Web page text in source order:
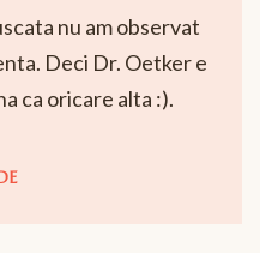
nu am observat
Deci Dr. Oetker e
ca oricare alta :).